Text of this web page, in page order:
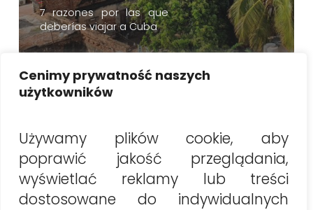
Cenimy prywatność naszych
użytkowników
Używamy plików cookie, aby
poprawić jakość przeglądania,
wyświetlać reklamy lub treści
dostosowane do indywidualnych
7 razones por las que
deberías viajar a Cuba
Buscar
Najnowsze artykuły
Vacaciones en Cuba 2026: Lo que necesitas saber
antes de partir (guía práctica)